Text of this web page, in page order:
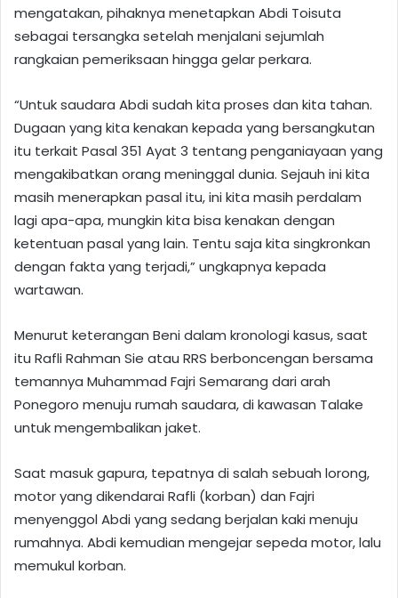
mengatakan, pihaknya menetapkan Abdi Toisuta
sebagai tersangka setelah menjalani sejumlah
rangkaian pemeriksaan hingga gelar perkara.
“Untuk saudara Abdi sudah kita proses dan kita tahan.
Dugaan yang kita kenakan kepada yang bersangkutan
itu terkait Pasal 351 Ayat 3 tentang penganiayaan yang
mengakibatkan orang meninggal dunia. Sejauh ini kita
masih menerapkan pasal itu, ini kita masih perdalam
lagi apa-apa, mungkin kita bisa kenakan dengan
ketentuan pasal yang lain. Tentu saja kita singkronkan
dengan fakta yang terjadi,” ungkapnya kepada
wartawan.
Menurut keterangan Beni dalam kronologi kasus, saat
itu Rafli Rahman Sie atau RRS berboncengan bersama
temannya Muhammad Fajri Semarang dari arah
Ponegoro menuju rumah saudara, di kawasan Talake
untuk mengembalikan jaket.
Saat masuk gapura, tepatnya di salah sebuah lorong,
motor yang dikendarai Rafli (korban) dan Fajri
menyenggol Abdi yang sedang berjalan kaki menuju
rumahnya. Abdi kemudian mengejar sepeda motor, lalu
memukul korban.